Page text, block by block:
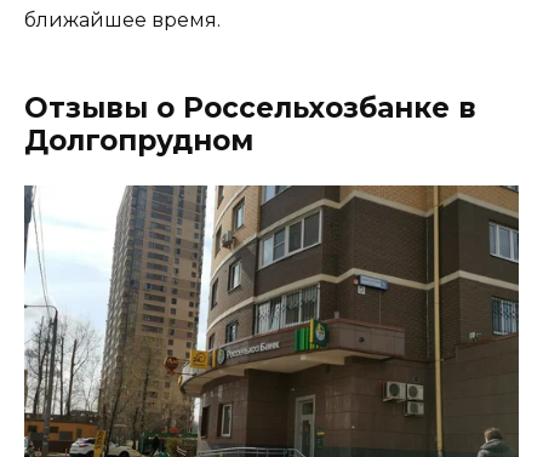
ближайшее время.
Отзывы о Россельхозбанке в
Долгопрудном